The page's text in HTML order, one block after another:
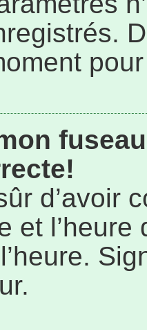
d’avoir
et l’heure